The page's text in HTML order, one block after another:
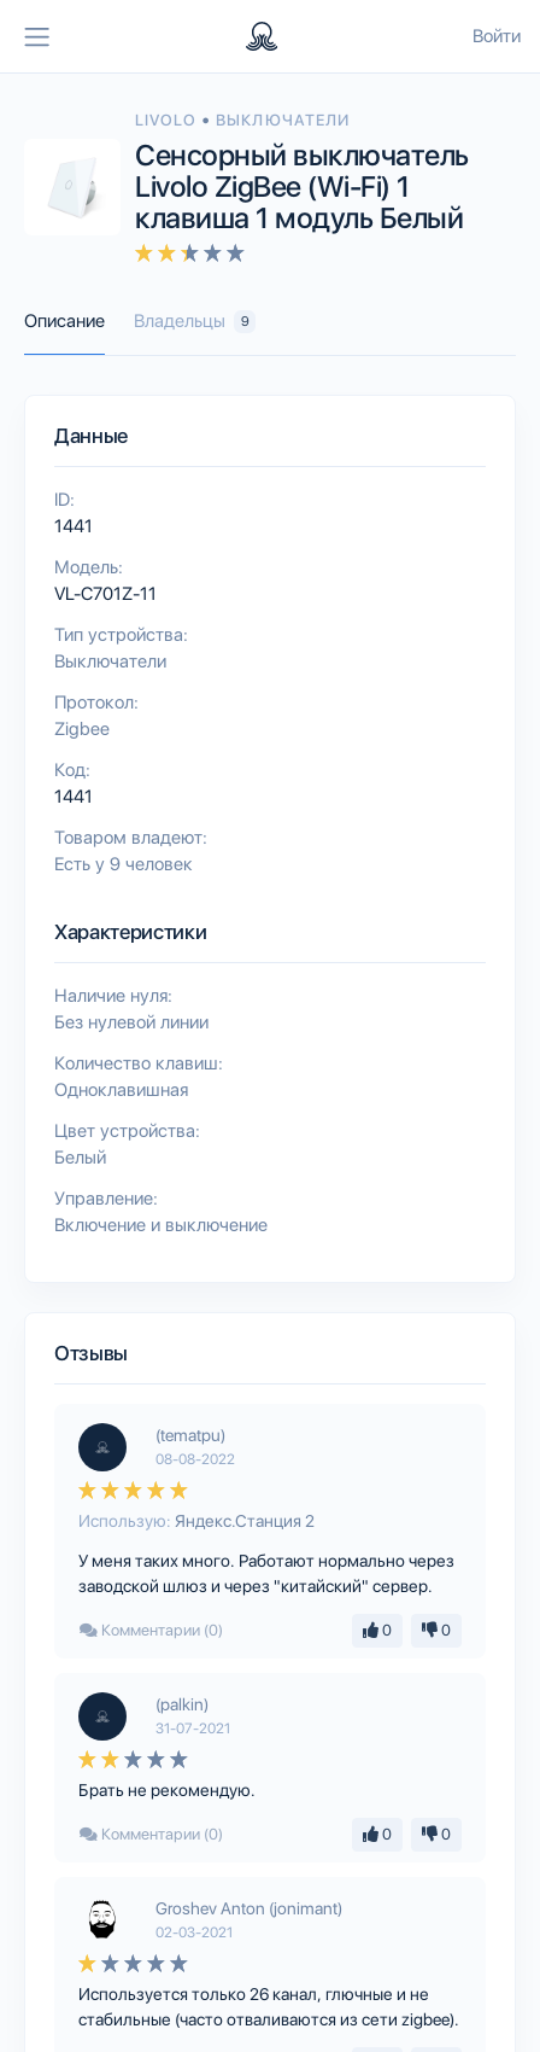
Войти
LIVOLO • ВЫКЛЮЧАТЕЛИ
Сенсорный выключатель
Livolo ZigBee (Wi-Fi) 1
клавиша 1 модуль Белый
Описание Владельцы 9
Данные
ID:
1441
Модель:
VL-C701Z-11
Тип устройства:
Выключатели
Протокол:
Zigbee
Код:
1441
Товаром владеют:
Есть у 9 человек
Характеристики
Наличие нуля:
Без нулевой линии
Количество клавиш:
Одноклавишная
Цвет устройства:
Белый
Управление:
Включение и выключение
Отзывы
(tematpu)
08-08-2022
Использую: Яндекс.Станция 2
У меня таких много. Работают нормально через
заводской шлюз и через "китайский" сервер.
Комментарии (0) 0 0
(palkin)
31-07-2021
Брать не рекомендую.
Комментарии (0) 0 0
Groshev Anton (jonimant)
02-03-2021
Используется только 26 канал, глючные и не
стабильные (часто отваливаются из сети zigbee).